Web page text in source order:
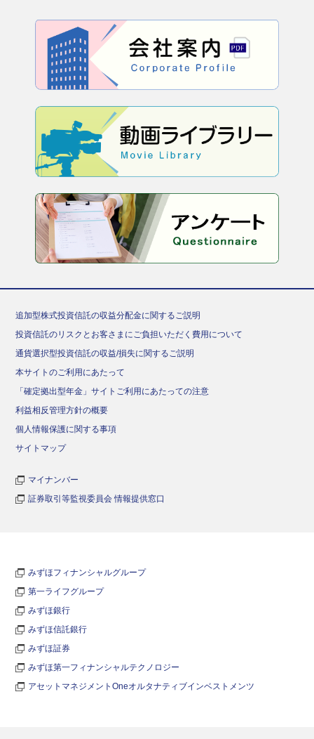
追加型株式投資信託の収益分配金に関するご説明
投資信託のリスクとお客さまにご負担いただく費用について
通貨選択型投資信託の収益/損失に関するご説明
本サイトのご利用にあたって
「確定拠出型年金」サイトご利用にあたっての注意
利益相反管理方針の概要
個人情報保護に関する事項
サイトマップ
マイナンバー
証券取引等監視委員会 情報提供窓口
みずほフィナンシャルグループ
第一ライフグループ
みずほ銀行
みずほ信託銀行
みずほ証券
みずほ第一フィナンシャルテクノロジー
アセットマネジメントOneオルタナティブインベストメンツ